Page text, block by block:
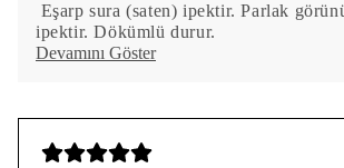
Eşarp sura (saten) ipektir. Parlak
ipektir. Dökümlü durur.
Devamını Göster